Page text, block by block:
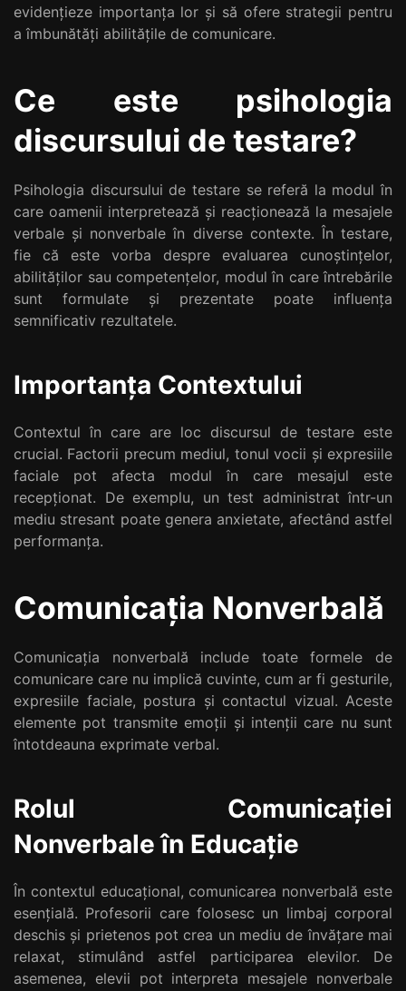
evidențieze importanța lor și să ofere strategii pentru
a îmbunătăți abilitățile de comunicare.
Ce este psihologia
discursului de testare?
Psihologia discursului de testare se referă la modul în
care oamenii interpretează și reacționează la mesajele
verbale și nonverbale în diverse contexte. În testare,
fie că este vorba despre evaluarea cunoștințelor,
abilităților sau competențelor, modul în care întrebările
sunt formulate și prezentate poate influența
semnificativ rezultatele.
Importanța Contextului
Contextul în care are loc discursul de testare este
crucial. Factorii precum mediul, tonul vocii și expresiile
faciale pot afecta modul în care mesajul este
recepționat. De exemplu, un test administrat într-un
mediu stresant poate genera anxietate, afectând astfel
performanța.
Comunicația Nonverbală
Comunicația nonverbală include toate formele de
comunicare care nu implică cuvinte, cum ar fi gesturile,
expresiile faciale, postura și contactul vizual. Aceste
elemente pot transmite emoții și intenții care nu sunt
întotdeauna exprimate verbal.
Rolul Comunicației
Nonverbale în Educație
În contextul educațional, comunicarea nonverbală este
esențială. Profesorii care folosesc un limbaj corporal
deschis și prietenos pot crea un mediu de învățare mai
relaxat, stimulând astfel participarea elevilor. De
asemenea, elevii pot interpreta mesajele nonverbale